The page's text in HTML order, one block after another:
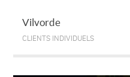
Vilvorde
CLIENTS INDIVIDUELS